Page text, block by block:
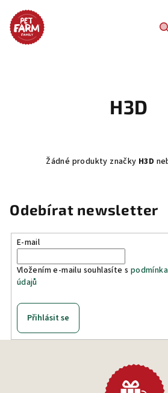
obsah
H3D
Žádné produkty značky H3D
Odebírat newsletter
E-mail
Vložením e-mailu souhlasíte s
údajů
Přihlásit se